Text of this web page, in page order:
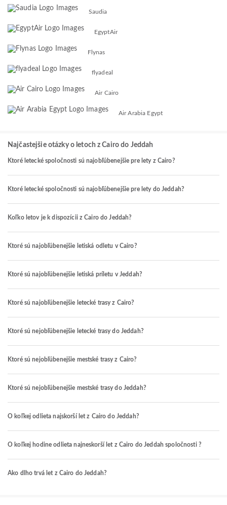
Saudia
EgyptAir
Flynas
flyadeal
Air Cairo
Air Arabia Egypt
Najčastejšie otázky o letoch z Cairo do Jeddah
Ktoré letecké spoločnosti sú najobľúbenejšie pre lety z Cairo?
Ktoré letecké spoločnosti sú najobľúbenejšie pre lety do Jeddah?
Koľko letov je k dispozícii z Cairo do Jeddah?
Ktoré sú najobľúbenejšie letiská odletu v Cairo?
Ktoré sú najobľúbenejšie letiská príletu v Jeddah?
Ktoré sú najobľúbenejšie letecké trasy z Cairo?
Ktoré sú nejobľúbenejšie letecké trasy do Jeddah?
Ktoré sú nejobľúbenejšie mestské trasy z Cairo?
Ktoré sú nejobľúbenejšie mestské trasy do Jeddah?
O koľkej odlieta najskorší let z Cairo do Jeddah?
O koľkej hodine odlieta najneskorší let z Cairo do Jeddah spoločnosti ?
Ako dlho trvá let z Cairo do Jeddah?